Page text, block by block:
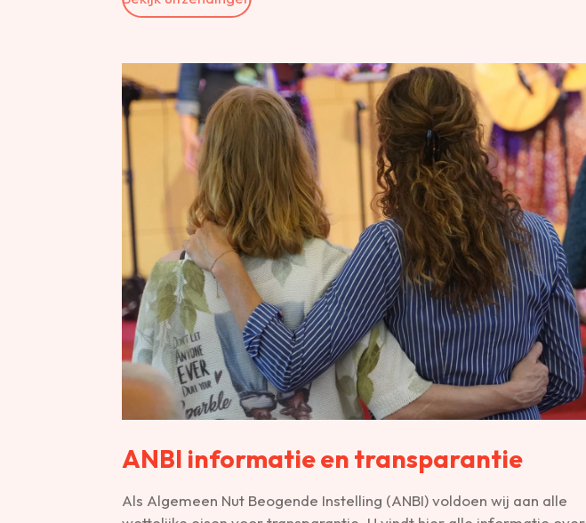
ANBI informatie en transparantie
Als Algemeen Nut Beogende Instelling (ANBI) voldoen wij aan alle